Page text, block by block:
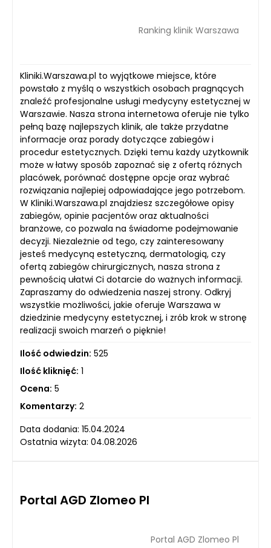
Ranking klinik Warszawa
Kliniki.Warszawa.pl to wyjątkowe miejsce, które
powstało z myślą o wszystkich osobach pragnących
znaleźć profesjonalne usługi medycyny estetycznej w
Warszawie. Nasza strona internetowa oferuje nie tylko
pełną bazę najlepszych klinik, ale także przydatne
informacje oraz porady dotyczące zabiegów i
procedur estetycznych. Dzięki temu każdy użytkownik
może w łatwy sposób zapoznać się z ofertą różnych
placówek, porównać dostępne opcje oraz wybrać
rozwiązania najlepiej odpowiadające jego potrzebom.
W Kliniki.Warszawa.pl znajdziesz szczegółowe opisy
zabiegów, opinie pacjentów oraz aktualności
branżowe, co pozwala na świadome podejmowanie
decyzji. Niezależnie od tego, czy zainteresowany
jesteś medycyną estetyczną, dermatologią, czy
ofertą zabiegów chirurgicznych, nasza strona z
pewnością ułatwi Ci dotarcie do ważnych informacji.
Zapraszamy do odwiedzenia naszej strony. Odkryj
wszystkie możliwości, jakie oferuje Warszawa w
dziedzinie medycyny estetycznej, i zrób krok w stronę
realizacji swoich marzeń o pięknie!
Ilość odwiedzin: 525
Ilość kliknięć: 1
Ocena: 5
Komentarzy: 2
Data dodania: 15.04.2024
Ostatnia wizyta: 04.08.2026
Portal AGD Zlomeo Pl
Portal AGD Zlomeo Pl